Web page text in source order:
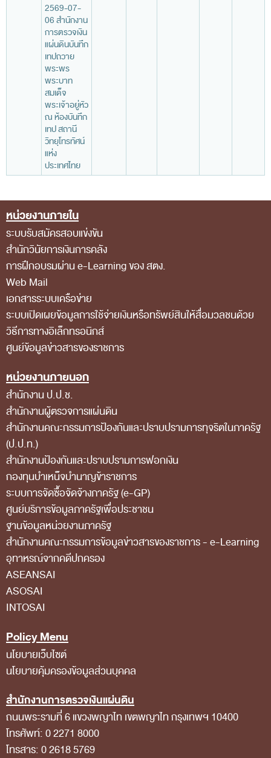
ผู้ตรวจเงินแผ่นดิน (สตภ.1-15)
ที่ปรึกษาการตรวจเงินแผ่นดิน
ผู้ช่วยผู้ว่าการตรวจเงินแผ่นดิน
รองผู้ตรวจเงินแผ่นดิน (สตภ.1-15)
ที่ปรึกษาประจำสำนักงาน
ผู้บริหารเทคโนโลยีสารสนเทศระดับสูง (CIO)
หน้าที่และอำนาจ และการแบ่งส่วนราชการ
หน้าที่และอำนาจ
ภาพรวม
ส่วนกลาง
ส่วนภูมิภาค
คณะกรรมการตรวจสอบของสำนักงานการตรวจเงิน
แผ่นดิน
โครงสร้างคณะกรรมการตรวจสอบ
เอกสารที่เกี่ยวข้องกับคณะกรรมการตรวจสอบ
คณะกรรมการมาตรฐานจริยธรรมของเจ้าหน้าที่และ
บุคลากรอื่น
โครงสร้างคณะกรรมการ
เอกสารที่เกี่ยวข้อง
ตราสัญลักษณ์ สตง.
ผลการตรวจสอบ
ผลการตรวจสอบที่สำคัญ
สถิติการตรวจสอบรายงานการเงิน
ข้อมูลสาธารณะ
ข่าวสารการจัดซื้อจัดจ้างของ สตง.
แผนการจัดซื้อจัดจ้าง
ประกาศประกวดราคา/ราคากลาง/ขายพัสดุเสื่อม
สภาพ
สรุปผลการจัดซื้อจัดจ้าง
ข้อมูลสาระสำคัญในสัญญา
การรายงานผลการจัดซื้อจัดจ้าง หรือการจัดการ
พัสดุ
การประเมิน ITA
ศูนย์ข้อมูลข่าวสารของราชการ
2569-07-
06 สำนักงาน
การตรวจเงิน
แผ่นดินบันทึก
เทปถวาย
พระพร
พระบาท
สมเด็จ
พระเจ้าอยู่หัว
ณ ห้องบันทึก
เทป สถานี
วิทยุโทรทัศน์
แห่ง
ประเทศไทย
Footer Menu
หน่วยงานภายใน
ระบบรับสมัครสอบแข่งขัน
สำนักวินัยการเงินการคลัง
การฝึกอบรมผ่าน e-Learning ของ สตง.
Web Mail
เอกสารระบบเครือข่าย
ระบบเปิดเผยข้อมูลการใช้จ่ายเงินหรือทรัพย์สินให้สื่อมวลชนด้วย
วิธีการทางอิเล็กทรอนิกส์
ศูนย์ข้อมูลข่าวสารของราชการ
หน่วยงานภายนอก
สำนักงาน ป.ป.ช.
สำนักงานผู้ตรวจการแผ่นดิน
สำนักงานคณะกรรมการป้องกันและปราบปรามการทุจริตในภาครัฐ
(ป.ป.ท.)
สำนักงานป้องกันและปราบปรามการฟอกเงิน
กองทุนบำเหน็จบำนาญข้าราชการ
ระบบการจัดซื้อจัดจ้างภาครัฐ (e-GP)
ศูนย์บริการข้อมูลภาครัฐเพื่อประชาชน
ฐานข้อมูลหน่วยงานภาครัฐ
สํานักงานคณะกรรมการข้อมูลข่าวสารของราชการ - e-Learning
อุทาหรณ์จากคดีปกครอง
ASEANSAI
ASOSAI
INTOSAI
Policy Menu
นโยบายเว็บไซต์
นโยบายคุ้มครองข้อมูลส่วนบุคคล
สำนักงานการตรวจเงินแผ่นดิน
ถนนพระรามที่ 6 แขวงพญาไท เขตพญาไท กรุงเทพฯ 10400
โทรศัพท์: 0 2271 8000
โทรสาร: 0 2618 5769